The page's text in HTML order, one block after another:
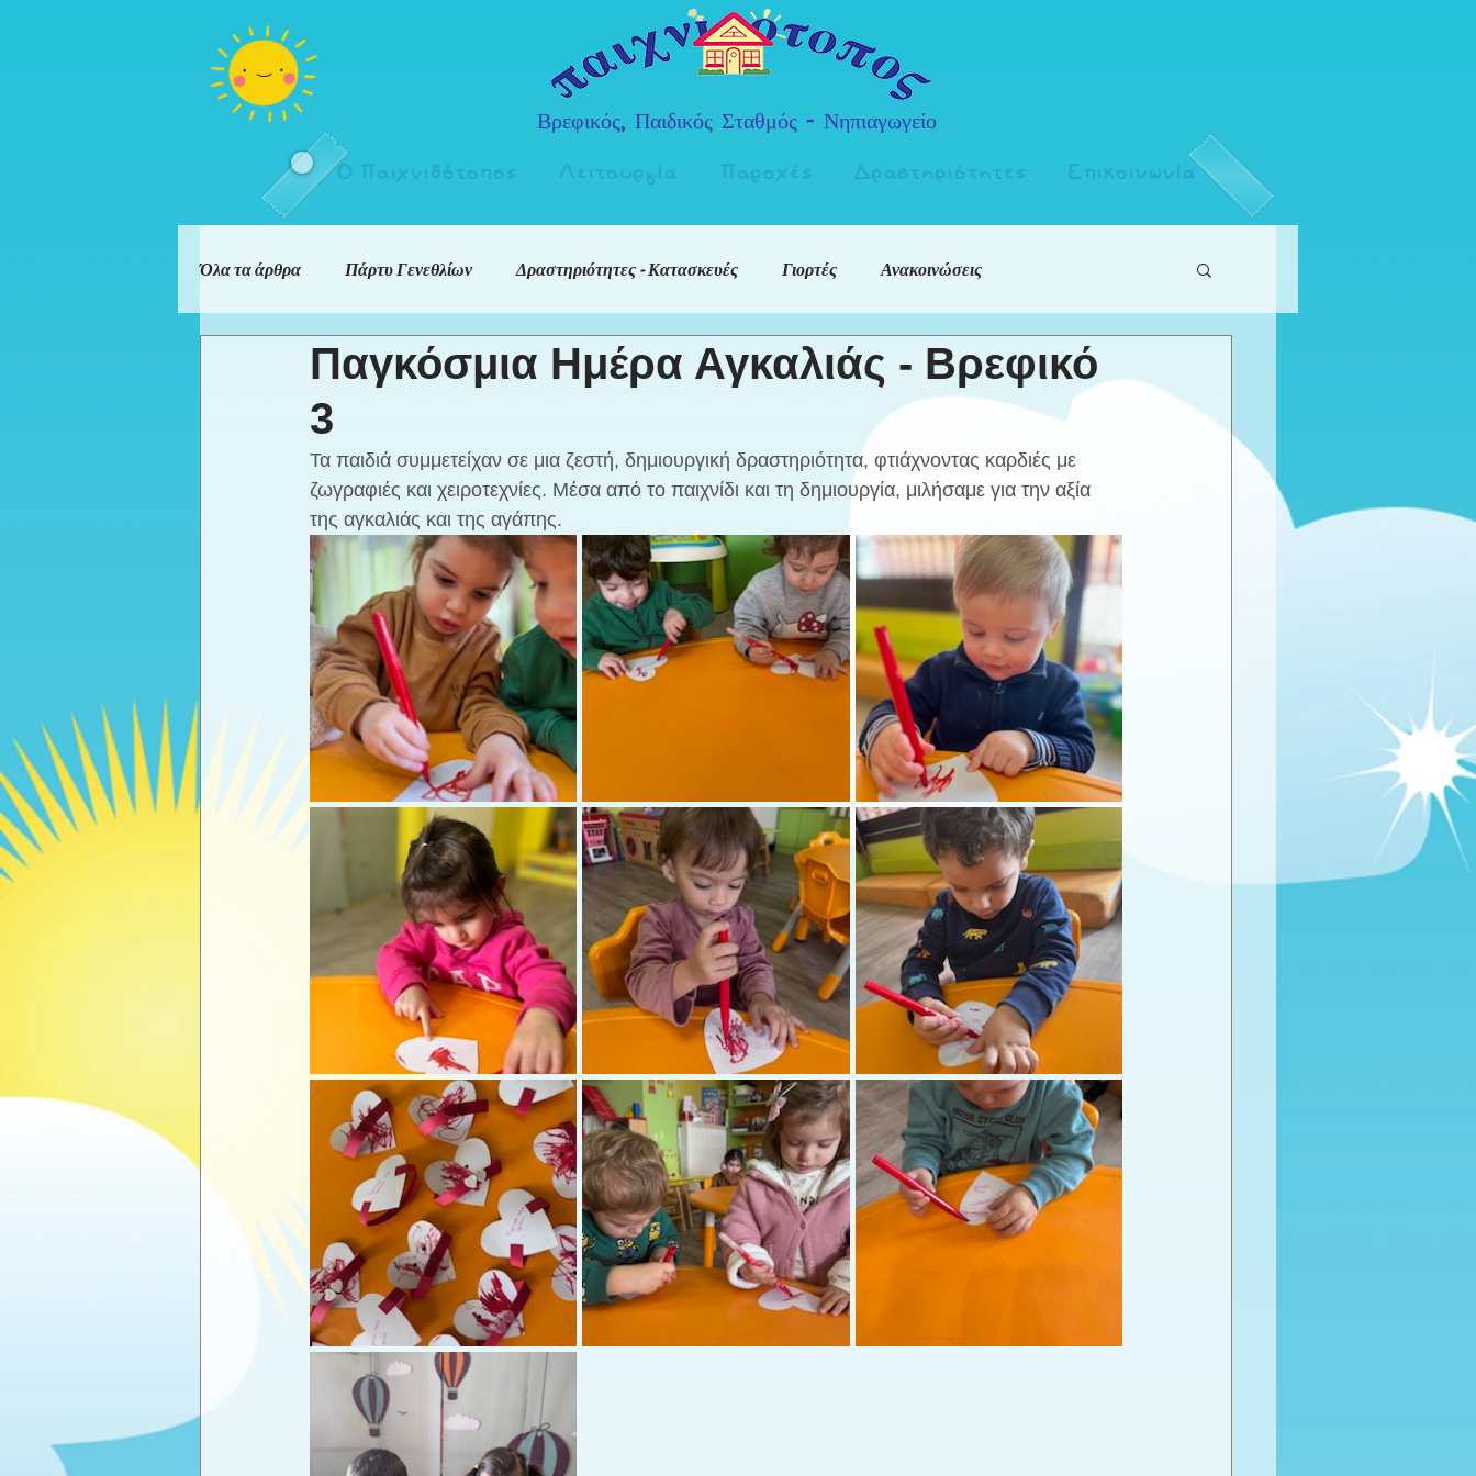
Βρεφικός, Παιδικός Σταθμός - Νηπιαγωγείο
Ο Παιχνιδότοπος Λειτουργία Παροχές Δραστηριότητες Επικοινωνία
Όλα τα άρθρα Πάρτυ Γενεθλίων Δραστηριότητες - Κατασκευές Γιορτές Ανακοινώσεις
Παγκόσμια Ημέρα Αγκαλιάς - Βρεφικό
3
Τα παιδιά συμμετείχαν σε μια ζεστή, δημιουργική δραστηριότητα, φτιάχνοντας καρδιές με
ζωγραφιές και χειροτεχνίες. Μέσα από το παιχνίδι και τη δημιουργία, μιλήσαμε για την αξία
της αγκαλιάς και της αγάπης.